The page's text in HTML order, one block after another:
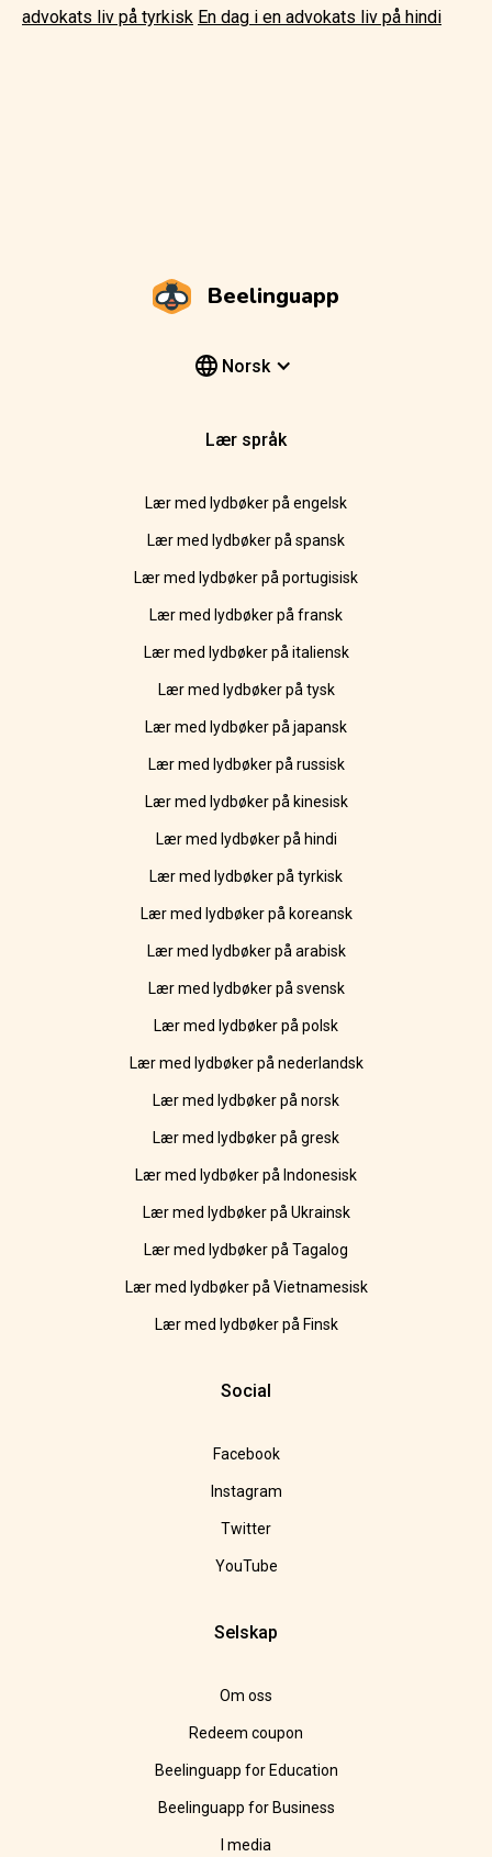
advokats liv på tyrkisk En dag i en advokats liv på hindi
Beelinguapp
Norsk
Lær språk
Lær med lydbøker på engelsk
Lær med lydbøker på spansk
Lær med lydbøker på portugisisk
Lær med lydbøker på fransk
Lær med lydbøker på italiensk
Lær med lydbøker på tysk
Lær med lydbøker på japansk
Lær med lydbøker på russisk
Lær med lydbøker på kinesisk
Lær med lydbøker på hindi
Lær med lydbøker på tyrkisk
Lær med lydbøker på koreansk
Lær med lydbøker på arabisk
Lær med lydbøker på svensk
Lær med lydbøker på polsk
Lær med lydbøker på nederlandsk
Lær med lydbøker på norsk
Lær med lydbøker på gresk
Lær med lydbøker på Indonesisk
Lær med lydbøker på Ukrainsk
Lær med lydbøker på Tagalog
Lær med lydbøker på Vietnamesisk
Lær med lydbøker på Finsk
Social
Facebook
Instagram
Twitter
YouTube
Selskap
Om oss
Redeem coupon
Beelinguapp for Education
Beelinguapp for Business
I media